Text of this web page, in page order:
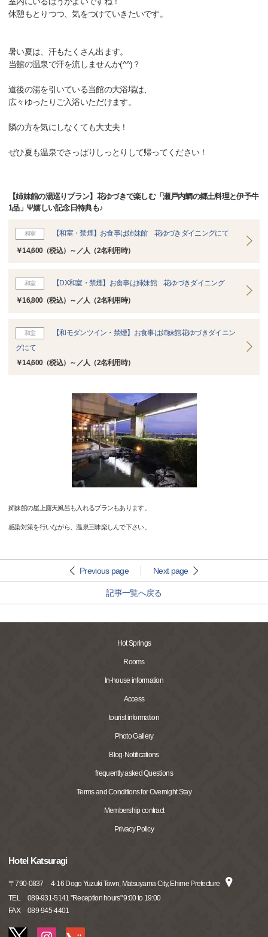
休憩もとりつつ、気をつけていきたいです。
暑い夏は、汗もたくさん出ます。
当館の温泉で汗を流しませんか(^^)？
道後の湯を引いている当館の大浴場は、
広々ゆったりご入浴いただけます。
隣の方を気にしなくても大丈夫！
ぜひ夏も温泉でさっぱりしっとりして帰ってください！
【姉妹館の湯巡りプラン】花ゆづきで楽しむ「瀬戸内鯛の郷土料理と伊予牛
1品」Ψ嬉しい記念日特典も♪
和室 【和室・禁煙】お食事は姉妹館 花ゆづきダイニングにて
￥14,600（税込）～／人（2名利用時）
和室 【DX和室・禁煙】お食事は姉妹館 花ゆづきダイニング
￥16,800（税込）～／人（2名利用時）
和室
【和モダンツイン・禁煙】お食事は姉妹館花ゆづきダイニン
グにて
￥14,600（税込）～／人（2名利用時）
姉妹館の屋上露天風呂も入れるプランもあります。
感染対策を行いながら、温泉三昧楽しんで下さい。
Previous page Next page
記事一覧へ戻る
Hot Springs
Rooms
In-house information
Access
tourist information
Photo Gallery
Blog·Notifications
frequently asked Questions
Terms and Conditions for Overnight Stay
Membership contract
Privacy Policy
Hotel Katsuragi
〒790-0837
4-16 Dogo Yuzuki Town, Matsuyama City, Ehime Prefecture
TEL
089-931-5141 "Reception hours" 9:00 to 19:00
FAX
089-945-4401